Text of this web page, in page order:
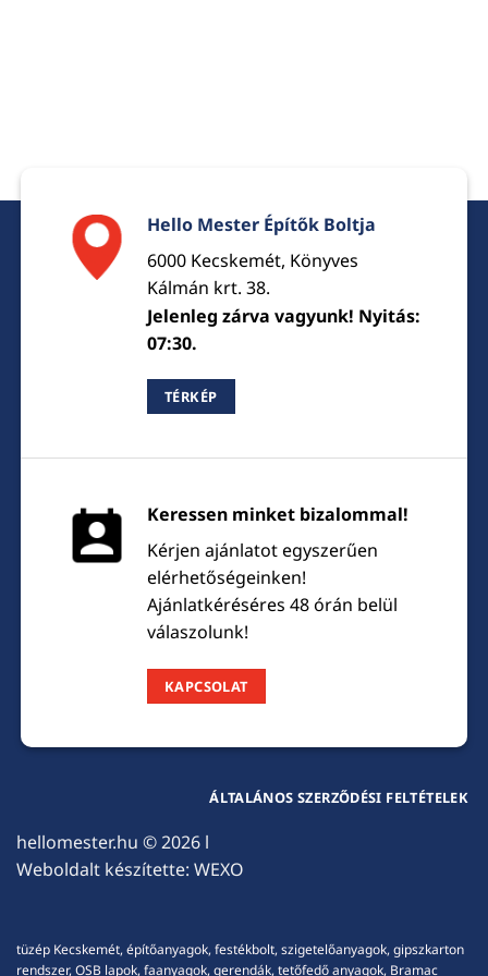
Hello Mester Építők Boltja
6000 Kecskemét, Könyves
Kálmán krt. 38.
Jelenleg zárva vagyunk! Nyitás:
07:30.
TÉRKÉP
Keressen minket bizalommal!
Kérjen ajánlatot egyszerűen
elérhetőségeinken!
Ajánlatkéréséres 48 órán belül
válaszolunk!
KAPCSOLAT
hellomester.hu © 2026 l
Weboldalt készítette: WEXO
ÁLTALÁNOS SZERZŐDÉSI FELTÉTELEK
tüzép Kecskemét, építőanyagok, festékbolt, szigetelőanyagok, gipszkarton
rendszer, OSB lapok, faanyagok, gerendák, tetőfedő anyagok, Bramac